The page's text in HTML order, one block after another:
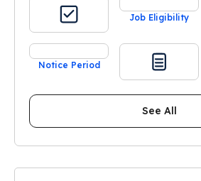
Job Eligibility
Notice Period
See All